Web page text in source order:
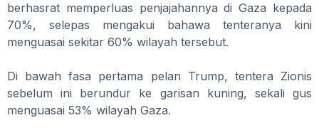
berhasrat memperluas penjajahannya di Gaza kepada
70%, selepas mengakui bahawa tenteranya kini
menguasai sekitar 60% wilayah tersebut.
Di bawah fasa pertama pelan Trump, tentera Zionis
sebelum ini berundur ke garisan kuning, sekali gus
menguasai 53% wilayah Gaza.